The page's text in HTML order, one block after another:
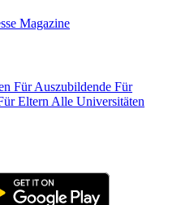
Magazine
Für Auszubildende Für
Eltern Alle Universitäten